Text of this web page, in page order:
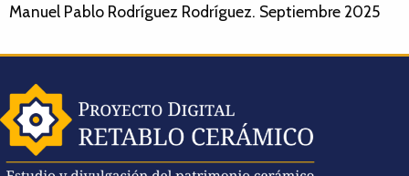
Manuel Pablo Rodríguez Rodríguez. Septiembre 2025